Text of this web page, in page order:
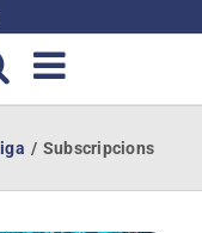
Subscripcions